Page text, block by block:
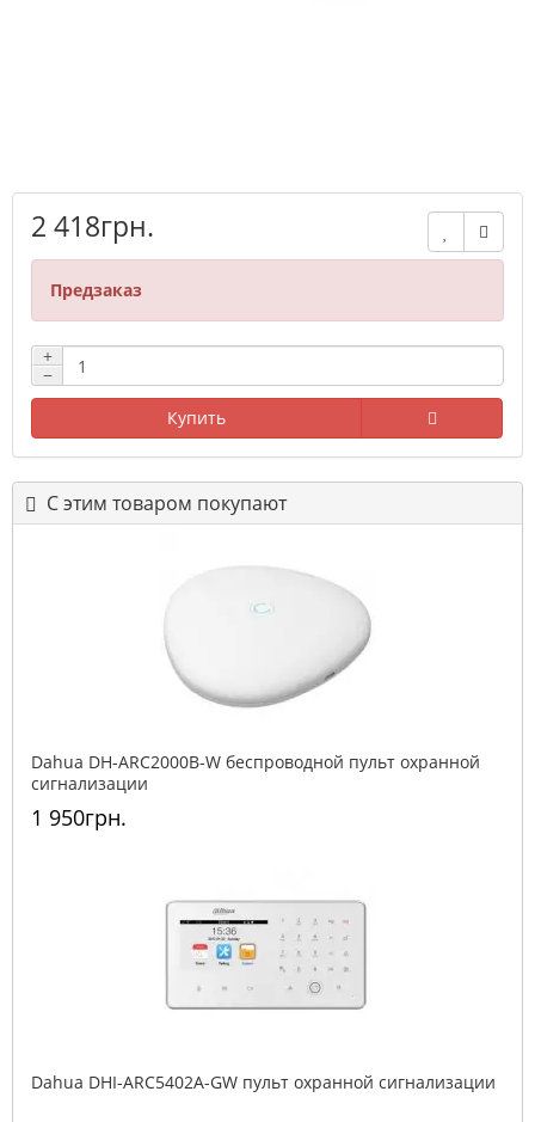
2 418грн.
Предзаказ
+
−
Купить
С этим товаром покупают
Dahua DH-ARC2000B-W беспроводной пульт охранной
сигнализации
1 950грн.
Dahua DHI-ARC5402A-GW пульт охранной сигнализации